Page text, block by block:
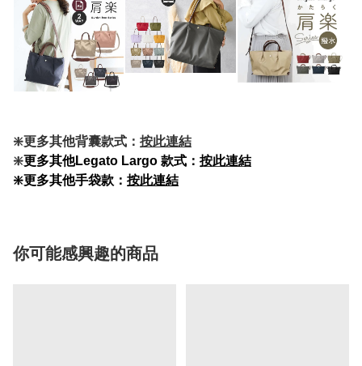
❇️更多其他背囊款式： 按此連結
❇️更多其他Legato Largo 款式： 按此連結
❇️更多其他手袋款： 按此連結
你可能感興趣的商品